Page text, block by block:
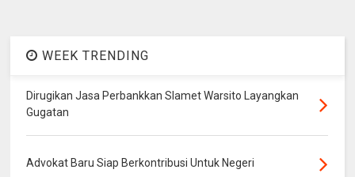
WEEK TRENDING
Dirugikan Jasa Perbankkan Slamet Warsito Layangkan
Gugatan
Advokat Baru Siap Berkontribusi Untuk Negeri